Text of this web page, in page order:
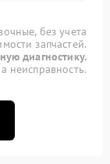
без учета
запчастей.
диагностику.
неисправность.